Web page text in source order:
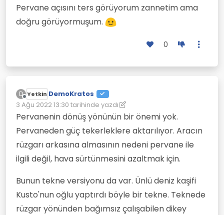
Pervane açısını ters görüyorum zannetim ama
doğru görüyormuşum.
0
D
Çevrimdışı
Yetkin DemoKratos
3 Ağu 2022 13:30 tarihinde yazdı
Son düzenleyen: DemoKratos8 Mar 2022 13:38
Pervanenin dönüş yönünün bir önemi yok.
Pervaneden güç tekerleklere aktarılıyor. Aracın
rüzgarı arkasına almasının nedeni pervane ile
ilgili değil, hava sürtünmesini azaltmak için.
Bunun tekne versiyonu da var. Ünlü deniz kaşifi
Kusto'nun oğlu yaptırdı böyle bir tekne. Teknede
rüzgar yönünden bağımsız çalışabilen dikey